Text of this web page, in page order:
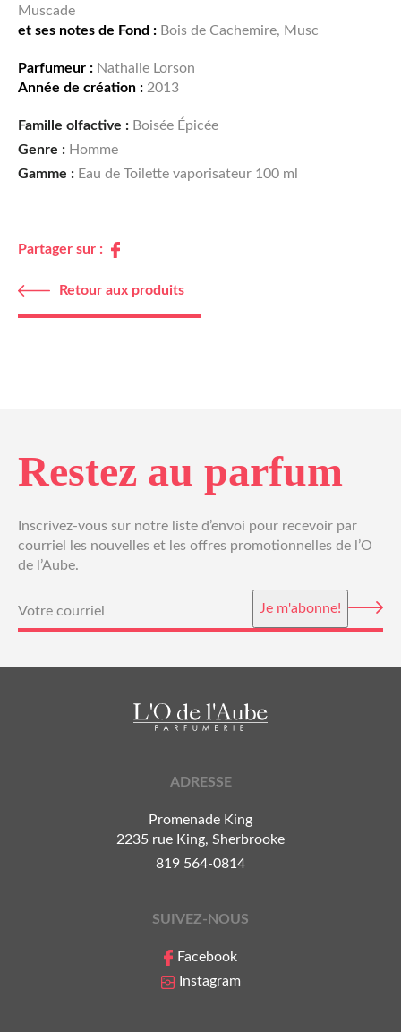
Muscade
et ses notes de Fond : Bois de Cachemire, Musc
Parfumeur : Nathalie Lorson
Année de création : 2013
Famille olfactive : Boisée Épicée
Genre : Homme
Gamme : Eau de Toilette vaporisateur 100 ml
Partager sur :
Retour aux produits
Restez au parfum
Inscrivez-vous sur notre liste d’envoi pour recevoir par
courriel les nouvelles et les offres promotionnelles de l’O
de l’Aube.
Je m'abonne!
ADRESSE
Promenade King
2235 rue King, Sherbrooke
819 564-0814
SUIVEZ-NOUS
Facebook
Instagram